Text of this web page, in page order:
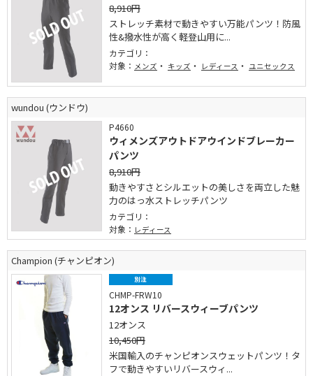
8,910円
ストレッチ素材で動きやすい万能パンツ！防風
性&撥水性が高く軽登山用に...
カテゴリ：
対象： メンズ ・ キッズ ・ レディース ・ ユニセックス
wundou (ウンドウ)
P4660
ウィメンズアウトドアウインドブレーカー
パンツ
8,910円
動きやすさとシルエットの美しさを両立した魅
力のはっ水ストレッチパンツ
カテゴリ：
対象： レディース
Champion (チャンピオン)
別注
CHMP-FRW10
12オンス リバースウィーブパンツ
12オンス
10,450円
米国輸入のチャンピオンスウェットパンツ！タ
フで動きやすいリバースウィ...